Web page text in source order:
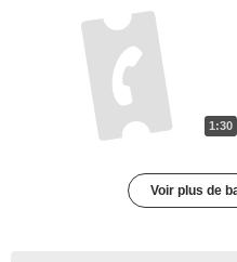
1:30
Voir plus de